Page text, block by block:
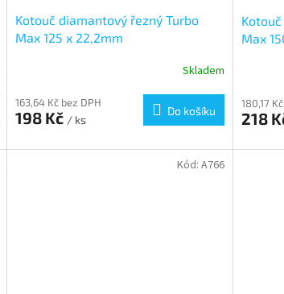
Kotouč diamantový řezný Turbo
Max 125 x 22,2mm
Skladem
163,64 Kč bez DPH
198 Kč / ks
Do košíku
Max
180,17
218
Kód: A766